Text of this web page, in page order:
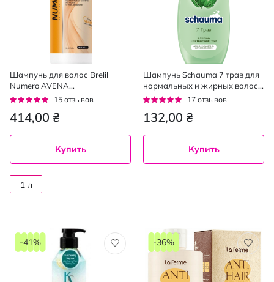
Шампунь для волос Brelil
Numero AVENA
восстанавливающий с овсом
Рейтинг:
15 отзывов
414,00 ₴
Купить
1 л
Шампунь Schauma 7 трав для
нормальных и жирных волос
400 мл
Рейтинг:
17 отзывов
132,00 ₴
Купить
-41% -36%